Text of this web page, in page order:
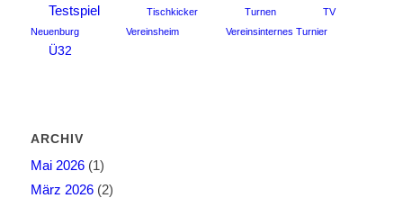
Testspiel Tischkicker Turnen
TV
Neuenburg
Vereinsheim Vereinsinternes Turnier
Ü32
ARCHIV
Mai 2026(1)
März 2026(2)